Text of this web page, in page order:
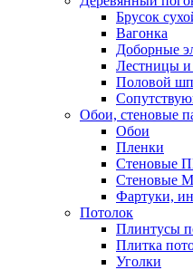
Брусок
Вагонка
Доборные
Лестницы
Половой
Обои, стеновые
Обои
Пленки
Стеновые
Стеновые
Фартуки,
Потолок
Плинтусы
Плитка
Уголки